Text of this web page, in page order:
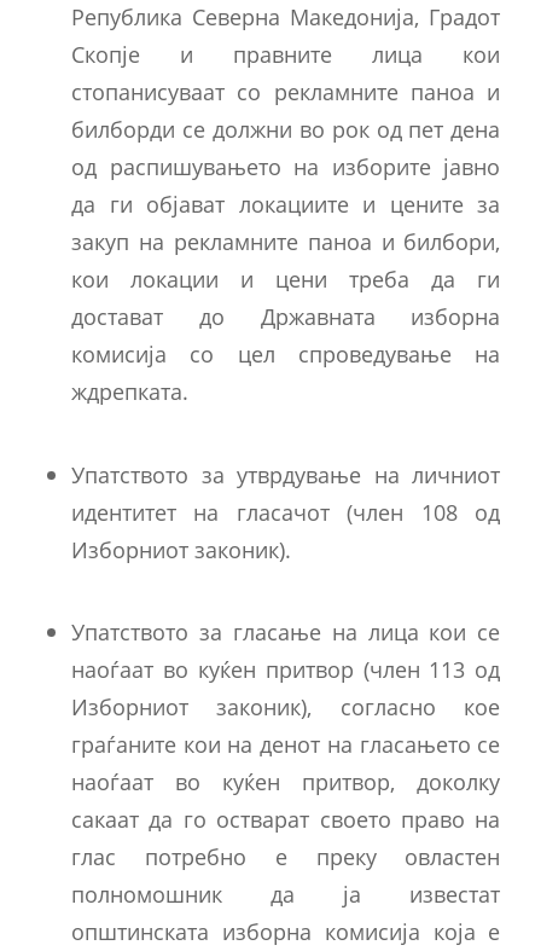
Република Северна Македонија, Градот
Скопје и правните лица кои
стопанисуваат со рекламните паноа и
билборди се должни во рок од пет дена
од распишувањето на изборите јавно
да ги објават локациите и цените за
закуп на рекламните паноа и билбори,
кои локации и цени треба да ги
достават до Државната изборна
комисија со цел спроведување на
ждрепката.
Упатството за утврдување на личниот
идентитет на гласачот (член 108 од
Изборниот законик).
Упатството за гласање на лица кои се
наоѓаат во куќен притвор (член 113 од
Изборниот законик), согласно кое
граѓаните кои на денот на гласањето се
наоѓаат во куќен притвор, доколку
сакаат да го остварат своето право на
глас потребно е преку овластен
полномошник да ја известат
општинската изборна комисија која е